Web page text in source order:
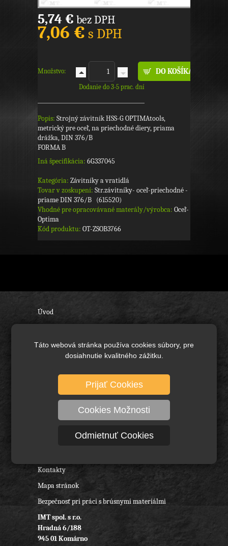
Táto webová stránka používa cookies súbory, pre
dosiahnutie kvalitného zážitku.
Prijať Cookies
Cookies Možnosti
Odmietnuť Cookies
5,74 € bez DPH
7,06 € s DPH
Množstvo:
Dodanie do 3-5 prac. dní
Popis: Strojný závitník HSS-G OPTIMAtools,
metrický pre oceľ, na priechodné diery, priama
drážka, DIN 376/B
FORMA B
Iná špecifikácia: 6G337045
Kategória: Závitníky a vratidlá
Tovar v zoskupení: Str.závitníky- oceľ-priechodné -
priame DIN 376/B (615520)
Vhodné pre opracovávané materály/výrobca: Oceľ-
Optima
Kód produktu: OT-ZSOB3766
Úvod
Keramické brusivo
Diamantové brusivo
Technické kefy a pílové kotúče
Rezné nástroje, vrtáky a frézy
Ochranné pracovné pomôcky
Obchodné podmienky
Kontakty
Mapa stránok
Bezpečnosť pri práci s brúsnymi materiálmi
IMT spol. s r.o.
Hradná 6/188
945 01 Komárno